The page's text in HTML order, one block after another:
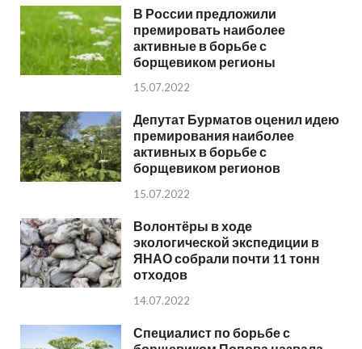
В России предложили
премировать наиболее
активные в борьбе с
борщевиком регионы
15.07.2022
Депутат Бурматов оценил идею
премирования наиболее
активных в борьбе с
борщевиком регионов
15.07.2022
Волонтёры в ходе
экологической экспедиции в
ЯНАО собрали почти 11 тонн
отходов
14.07.2022
Специалист по борьбе с